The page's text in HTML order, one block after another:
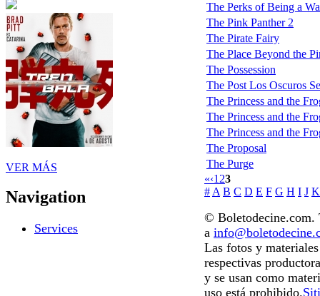
VER MÁS
Navigation
Services
The Perks of Being a
The Pink Panther 2
The Pirate Fairy
The Place Beyond the
The Possession
The Post Los Oscuros
The Princess and the
The Princess and the
The Princess and the
The Proposal
The Purge
«‹1 23
# A B C D E F G H I J K
© Boletodecine.com.
a
Las fotos y
respectivas
y se usan como
uso está prohibido.